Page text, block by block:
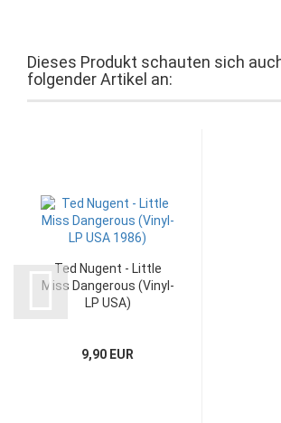
Dieses Produkt schauten sich
folgender Artikel an:
Ted Nugent - Little
Miss Dangerous (Vinyl-
LP USA)
9,90 EUR